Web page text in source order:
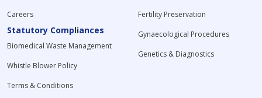
Careers
Statutory Compliances
Biomedical Waste Management
Whistle Blower Policy
Terms & Conditions
Fertility Preservation
Gynaecological Procedures
Genetics & Diagnostics